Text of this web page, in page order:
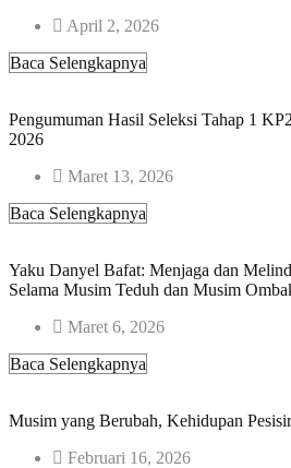
April 2, 2026
Baca Selengkapnya
Pengumuman Hasil Seleksi Tahap 1
2026
Maret 13, 2026
Baca Selengkapnya
Yaku Danyel Bafat: Menjaga dan
Selama Musim Teduh dan Musim
Maret 6, 2026
Baca Selengkapnya
Musim yang Berubah, Kehidupan
Februari 16, 2026